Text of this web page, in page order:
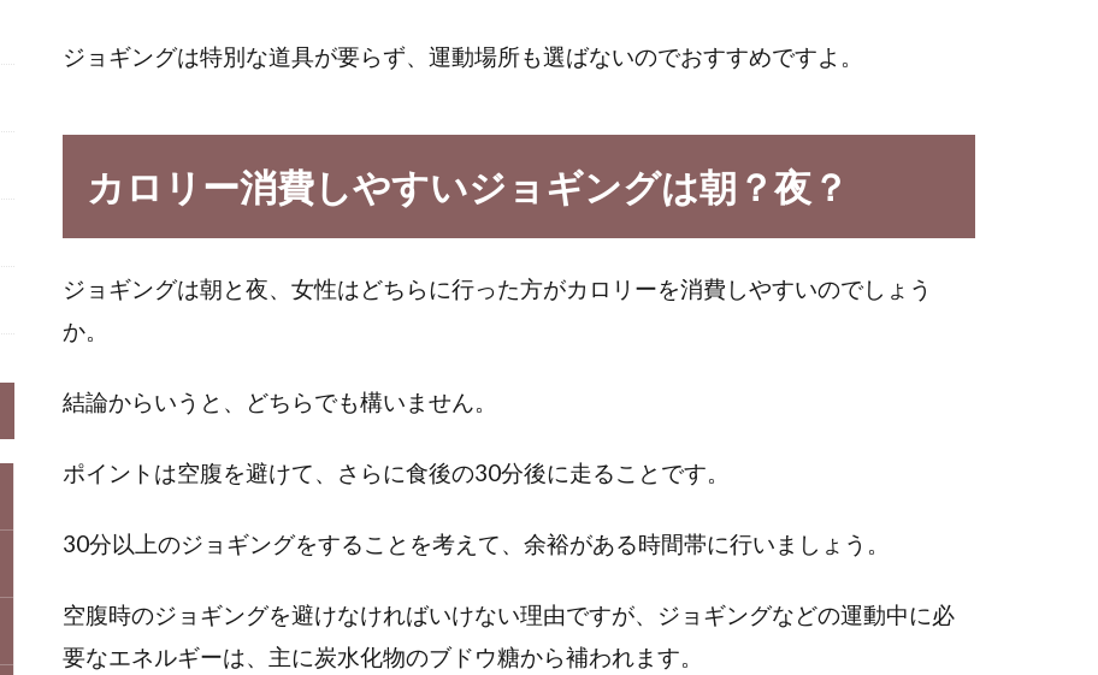
ジョギングは特別な道具が要らず、運動場所も選ばないのでおすすめですよ。
カロリー消費しやすいジョギングは朝？夜？
ジョギングは朝と夜、女性はどちらに行った方がカロリーを消費しやすいのでしょう
か。
結論からいうと、どちらでも構いません。
ポイントは空腹を避けて、さらに食後の30分後に走ることです。
30分以上のジョギングをすることを考えて、余裕がある時間帯に行いましょう。
空腹時のジョギングを避けなければいけない理由ですが、ジョギングなどの運動中に必
要なエネルギーは、主に炭水化物のブドウ糖から補われます。